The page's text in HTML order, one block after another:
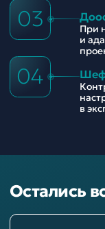
03
При
и
04
в
Остались